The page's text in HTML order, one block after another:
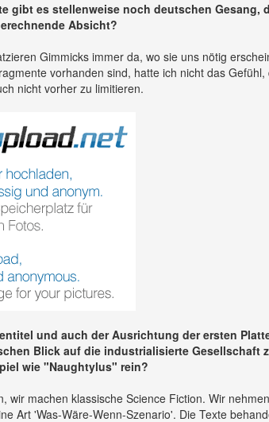
gibt es stellenweise noch deutschen
Absicht?
Gimmicks immer da, wo sie uns nötig
vorhanden sind, hatte ich nicht das
nicht vorher zu limitieren.
und auch der Ausrichtung der ersten
Blick auf die industrialisierte Gesellschaft
wie "Naughtylus" rein?
wir machen klassische Science Fiction. Wir
Art 'Was-Wäre-Wenn-Szenario'. Die Texte